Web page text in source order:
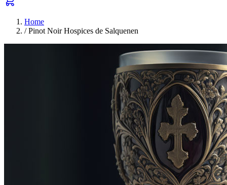
Home
/ Pinot Noir Hospices de Salquenen